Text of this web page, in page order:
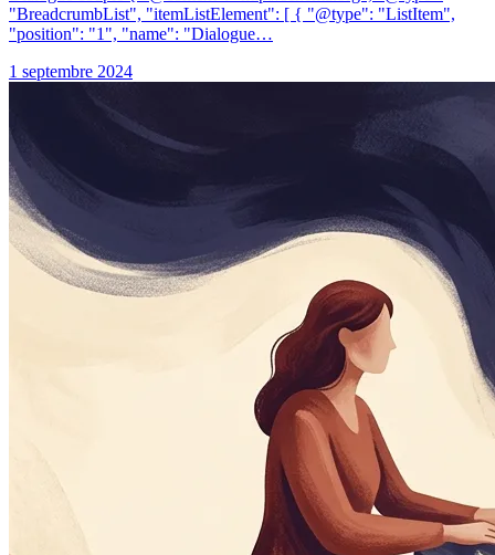
"BreadcrumbList", "itemListElement": [ { "@type": "ListItem",
"position": "1", "name": "Dialogue…
1 septembre 2024